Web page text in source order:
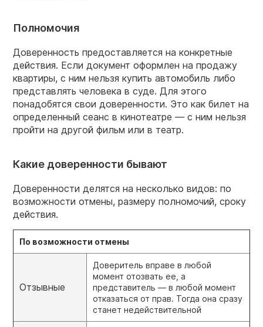
Полномочия
Доверенность предоставляется на конкретные
действия. Если документ оформлен на продажу
квартиры, с ним нельзя купить автомобиль либо
представлять человека в суде. Для этого
понадобятся свои доверенности. Это как билет на
определенный сеанс в кинотеатре — с ним нельзя
пройти на другой фильм или в театр.
Какие доверенности бывают
Доверенности делятся на несколько видов: по
возможности отмены, размеру полномочий, сроку
действия.
По возможности отмены
Отзывные
Доверитель вправе в любой
момент отозвать ее, а
представитель — в любой момент
отказаться от прав. Тогда она сразу
станет недействительной